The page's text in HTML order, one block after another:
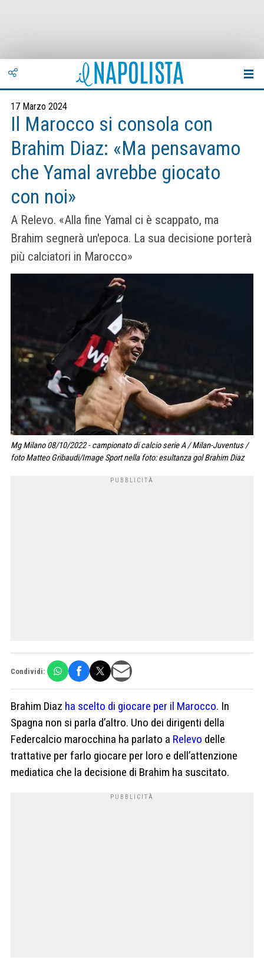
17 Marzo 2024
Il Marocco si consola con
Brahim Diaz: «Ma pensavamo
che Yamal avrebbe giocato
con noi»
A Relevo. «Alla fine Yamal ci è scappato, ma
Brahim segnerà un'epoca. La sua decisione porterà
più calciatori in Marocco»
Mg Milano 08/10/2022 - campionato di calcio serie A / Milan-Juventus /
foto Matteo Gribaudi/Image Sport nella foto: esultanza gol Brahim Diaz
Condividi:
Brahim Diaz ha scelto di giocare per il Marocco. In
Spagna non si parla d’altro. Uno dei dirigenti della
Federcalcio marocchina ha parlato a Relevo delle
trattative per farlo giocare per loro e dell’attenzione
mediatica che la decisione di Brahim ha suscitato.